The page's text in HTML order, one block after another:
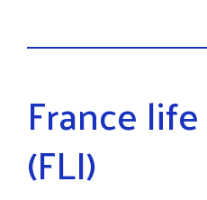
France
(FLI)